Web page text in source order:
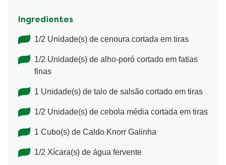
Ingredientes
1/2 Unidade(s) de cenoura cortada em tiras
1/2 Unidade(s) de alho-poró cortado em fatias
finas
1 Unidade(s) de talo de salsão cortado em tiras
1/2 Unidade(s) de cebola média cortada em tiras
1 Cubo(s) de Caldo Knorr Galinha
1/2 Xícara(s) de água fervente